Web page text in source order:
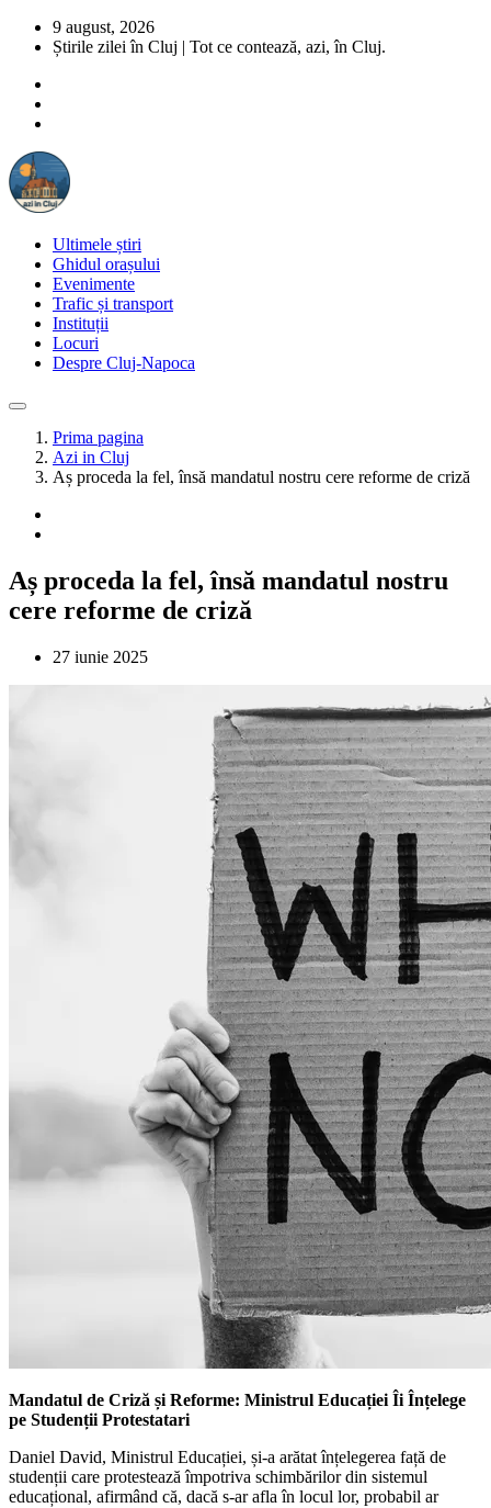
9 august, 2026
Știrile zilei în Cluj | Tot ce contează, azi, în Cluj.
Ultimele știri
Ghidul orașului
Evenimente
Trafic și transport
Instituții
Locuri
Despre Cluj-Napoca
Prima pagina
Azi in Cluj
Aș proceda la fel, însă mandatul nostru cere reforme de criză
Aș proceda la fel, însă mandatul nostru
cere reforme de criză
27 iunie 2025
Mandatul de Criză și Reforme: Ministrul Educației Îi Înțelege
pe Studenții Protestatari
Daniel David, Ministrul Educației, și-a arătat înțelegerea față de
studenții care protestează împotriva schimbărilor din sistemul
educațional, afirmând că, dacă s-ar afla în locul lor, probabil ar